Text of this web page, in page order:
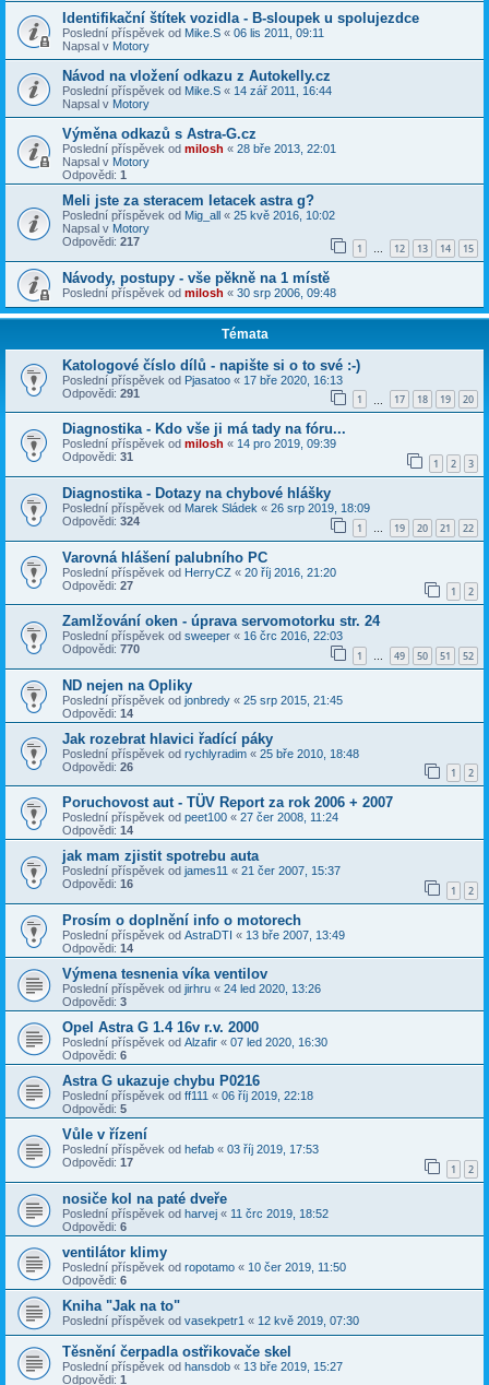
Identifikační štítek vozidla - B-sloupek u spolujezdce
Poslední příspěvek od Mike.S « 06 lis 2011, 09:11
Napsal v Motory
Návod na vložení odkazu z Autokelly.cz
Poslední příspěvek od Mike.S « 14 zář 2011, 16:44
Napsal v Motory
Výměna odkazů s Astra-G.cz
Poslední příspěvek od milosh « 28 bře 2013, 22:01
Napsal v Motory
Odpovědi: 1
Meli jste za steracem letacek astra g?
Poslední příspěvek od Mig_all « 25 kvě 2016, 10:02
Napsal v Motory
Odpovědi: 217 1 … 12 13 14 15
Návody, postupy - vše pěkně na 1 místě
Poslední příspěvek od milosh « 30 srp 2006, 09:48
Témata
Katologové číslo dílů - napište si o to své :-)
Poslední příspěvek od Pjasatoo « 17 bře 2020, 16:13
Odpovědi: 291 1 17 18 19 20
Diagnostika - Kdo vše ji má tady na fóru...
Poslední příspěvek od milosh « 14 pro 2019, 09:39
Odpovědi: 31 1 2 3
Diagnostika - Dotazy na chybové hlášky
Poslední příspěvek od Marek Sládek « 26 srp 2019, 18:09
Odpovědi: 324 1 … 19 20 21 22
Varovná hlášení palubního PC
Poslední příspěvek od HerryCZ « 20 říj 2016, 21:20
Odpovědi: 27 1 2
Zamlžování oken - úprava servomotorku str. 24
Poslední příspěvek od sweeper « 16 črc 2016, 22:03
Odpovědi: 770 1 … 49 50 51 52
ND nejen na Opliky
Poslední příspěvek od jonbredy « 25 srp 2015, 21:45
Odpovědi: 14
Jak rozebrat hlavici řadící páky
Poslední příspěvek od rychlyradim « 25 bře 2010, 18:48
Odpovědi: 26 1 2
Poruchovost aut - TÜV Report za rok 2006 + 2007
Poslední příspěvek od peet100 « 27 čer 2008, 11:24
Odpovědi: 14
jak mam zjistit spotrebu auta
Poslední příspěvek od james11 « 21 čer 2007, 15:37
Odpovědi: 16 1 2
Prosím o doplnění info o motorech
Poslední příspěvek od AstraDTI « 13 bře 2007, 13:49
Odpovědi: 14
Výmena tesnenia víka ventilov
Poslední příspěvek od jirhru « 24 led 2020, 13:26
Odpovědi: 3
Opel Astra G 1.4 16v r.v. 2000
Poslední příspěvek od Alzafir « 07 led 2020, 16:30
Odpovědi: 6
Astra G ukazuje chybu P0216
Poslední příspěvek od ff111 « 06 říj 2019, 22:18
Odpovědi: 5
Vůle v řízení
Poslední příspěvek od hefab « 03 říj 2019, 17:53
Odpovědi: 17 1 2
nosiče kol na paté dveře
Poslední příspěvek od harvej « 11 črc 2019, 18:52
Odpovědi: 6
ventilátor klimy
Poslední příspěvek od ropotamo « 10 čer 2019, 11:50
Odpovědi: 6
Kniha "Jak na to"
Poslední příspěvek od vasekpetr1 « 12 kvě 2019, 07:30
Těsnění čerpadla ostřikovače skel
Poslední příspěvek od hansdob « 13 bře 2019, 15:27
Odpovědi: 1